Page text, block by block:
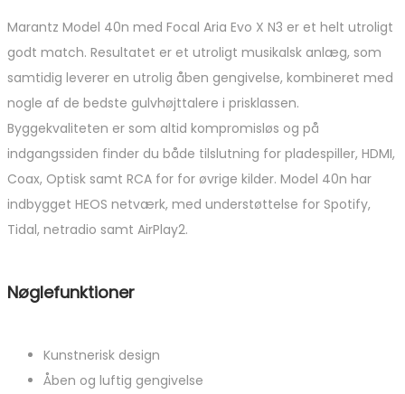
Marantz Model 40n med Focal Aria Evo X N3 er et helt utroligt
godt match. Resultatet er et utroligt musikalsk anlæg, som
samtidig leverer en utrolig åben gengivelse, kombineret med
nogle af de bedste gulvhøjttalere i prisklassen.
Byggekvaliteten er som altid kompromisløs og på
indgangssiden finder du både tilslutning for pladespiller, HDMI,
Coax, Optisk samt RCA for for øvrige kilder. Model 40n har
indbygget HEOS netværk, med understøttelse for Spotify,
Tidal, netradio samt AirPlay2.
Nøglefunktioner
Kunstnerisk design
Åben og luftig gengivelse